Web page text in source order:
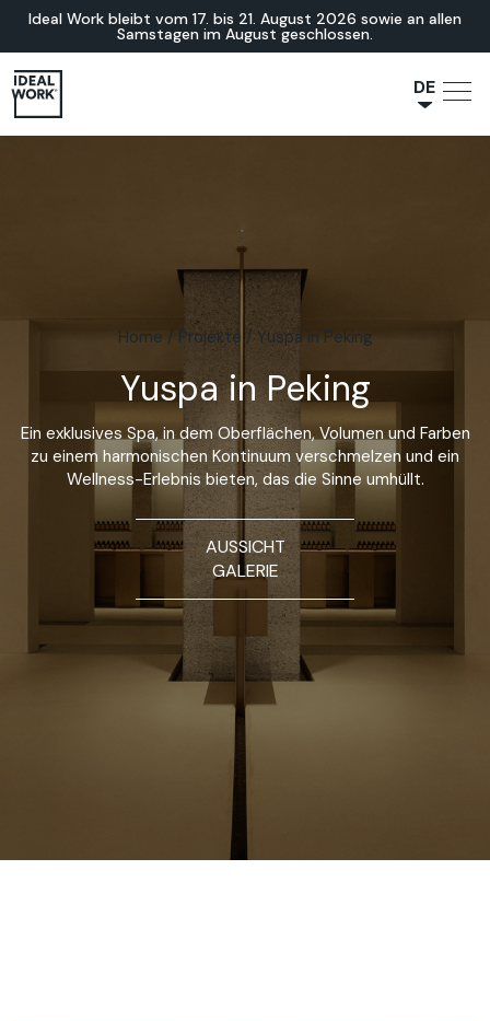
Ideal Work bleibt vom 17. bis 21. August 2026 sowie an allen
Samstagen im August geschlossen.
DE
Home / Projekte /Yuspa in Peking
Yuspa in Peking
Ein exklusives Spa, in dem Oberflächen, Volumen und Farben
zu einem harmonischen Kontinuum verschmelzen und ein
Wellness-Erlebnis bieten, das die Sinne umhüllt.
AUSSICHT
GALERIE